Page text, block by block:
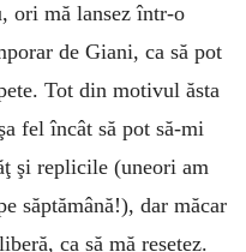
ori mă lansez într-o
de Giani, ca să pot
Tot din motivul ăsta
fel încât să pot să-mi
şi replicile (uneori am
săptămână!), dar măcar
ca să mă resetez.